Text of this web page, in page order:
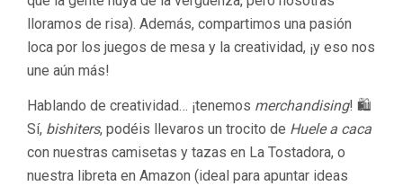
lloramos de risa). Además, compartimos una pasión
loca por los juegos de mesa y la creatividad, ¡y eso nos
une aún más!
Hablando de creatividad… ¡tenemos merchandising! 🛍️
Sí, bishiters, podéis llevaros un trocito de Huele a caca
con nuestras camisetas y tazas en La Tostadora, o
nuestra libreta en Amazon (ideal para apuntar ideas